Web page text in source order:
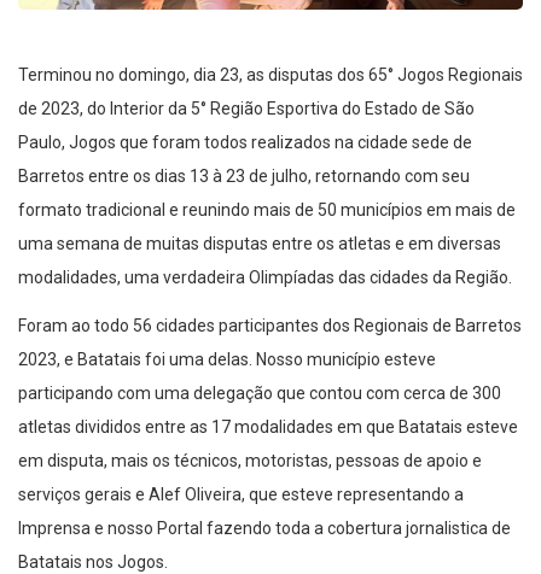
Terminou no domingo, dia 23, as disputas dos 65° Jogos Regionais
de 2023, do Interior da 5° Região Esportiva do Estado de São
Paulo, Jogos que foram todos realizados na cidade sede de
Barretos entre os dias 13 à 23 de julho, retornando com seu
formato tradicional e reunindo mais de 50 municípios em mais de
uma semana de muitas disputas entre os atletas e em diversas
modalidades, uma verdadeira Olimpíadas das cidades da Região.
Foram ao todo 56 cidades participantes dos Regionais de Barretos
2023, e Batatais foi uma delas. Nosso município esteve
participando com uma delegação que contou com cerca de 300
atletas divididos entre as 17 modalidades em que Batatais esteve
em disputa, mais os técnicos, motoristas, pessoas de apoio e
serviços gerais e Alef Oliveira, que esteve representando a
Imprensa e nosso Portal fazendo toda a cobertura jornalistica de
Batatais nos Jogos.